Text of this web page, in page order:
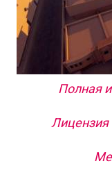
Полная
Лицензия